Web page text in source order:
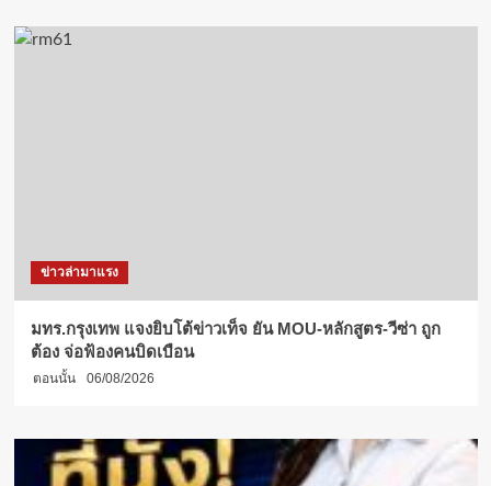
ข่าวล่ามาแรง
มทร.กรุงเทพ แจงยิบโต้ข่าวเท็จ ยัน MOU-หลักสูตร-วีซ่า ถูก
ต้อง จ่อฟ้องคนบิดเบือน
ตอนนั้น 06/08/2026